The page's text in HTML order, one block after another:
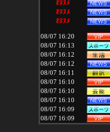
ｵﾇﾇﾒ
ｵﾇﾇﾒ
ｵﾇﾇﾒ
08/07 16:20
08/07 16:13
08/07 16:12
08/07 16:12
08/07 16:11
08/07 16:10
08/07 16:10
08/07 16:10
08/07 16:09
08/07 16:09